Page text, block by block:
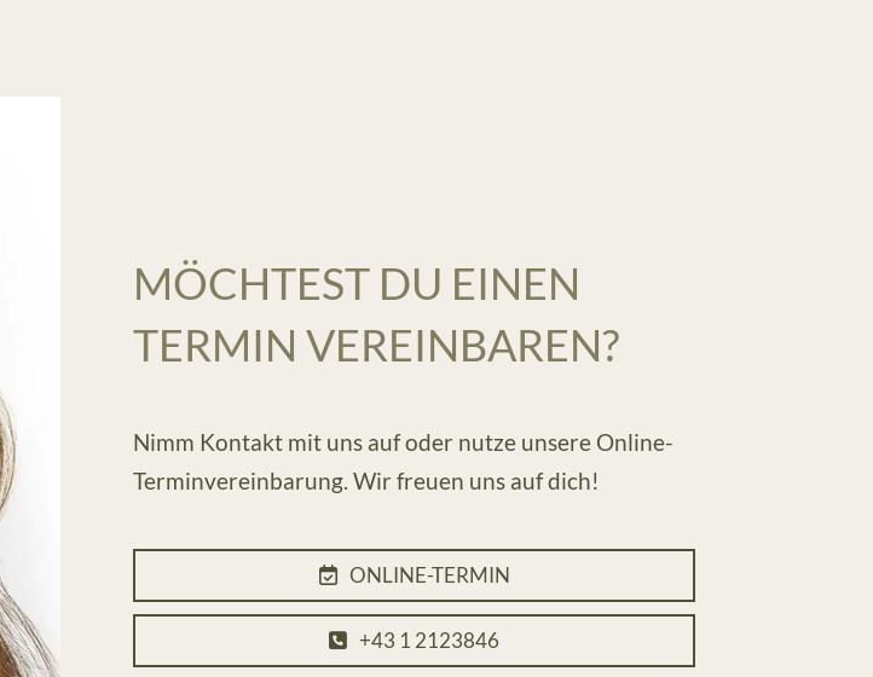
MÖCHTEST DU EINEN
TERMIN VEREINBAREN?
Nimm Kontakt mit uns auf oder nutze unsere Online-
Terminvereinbarung. Wir freuen uns auf dich!
ONLINE-TERMIN
+43 1 2123846